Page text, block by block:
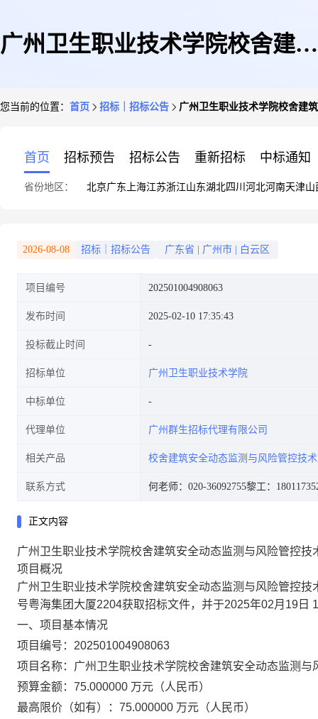
广州卫生职业技术学院校舍建筑
您当前的位置： 首页 招标｜招标公告 广州卫生职业技术学院校舍建
首页 招标预告 招标公告 重新招标 中标通知
省份地区： 北京广东 上海江苏浙江山东湖北四川 河北河南天津山
2026-08-08 招标｜招标公告 广东省 广州市 白云区
项目编号 202501004908063
发布时间 2025-02-10 17:35:43
投标截止时间
招标单位 广州卫生职业技术学院
中标单位
代理单位 广州群生招标代理有限公司
相关产品 校舍建筑安全动态监测与风险管控技
联系方式 何老师：020-36092755黎工：
正文内容
广州卫生职业技术学院校舍建筑安全动态监测与风险管控技
项目概况
广州卫生职业技术学院校舍建筑安全动态监测与风险管控
号粤海集团大厦2204获取招标文件，并于2025年02月19日
一、项目基本情况
项目编号：202501004908063
项目名称：广州卫生职业技术学院校舍建筑安全动态监测与
预算金额：75.000000 万元（人民币）
最高限价（如有）：75.000000 万元（人民币）